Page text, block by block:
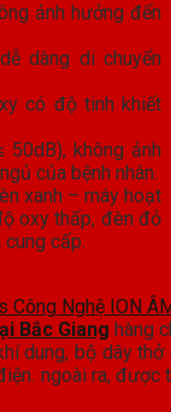
ảnh hưởng đến
dàng di chuyển
có độ tinh khiết
không ảnh
của bệnh nhân.
xanh – máy hoạt
oxy thấp, đèn đỏ
cấp.
Bắc Giang hàng
dung, bộ dây thở
ngoài ra, được